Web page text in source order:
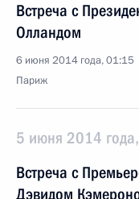
Встреча с
Олландом
6 июня 2014 года, 01:15
Париж
5 июня 2014 года,
Встреча с
Дэвидом